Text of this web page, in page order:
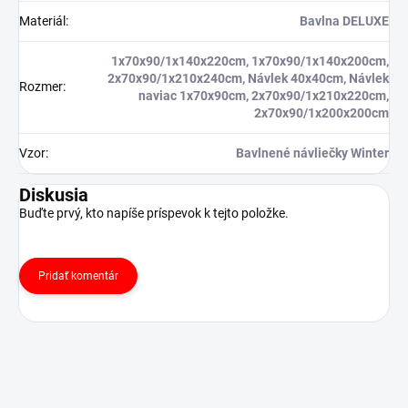
Materiál : Bavlna DELUXE
Rozmer:
1x70x90/1x140x220cm, 1x70x90/1x140x200cm,
2x70x90/1x210x240cm, Návlek 40x40cm, Návlek
naviac 1x70x90cm, 2x70x90/1x210x220cm,
2x70x90/1x200x200cm
Vzor: Bavlnené návliečky Winter
Diskusia
Buďte prvý, kto napíše príspevok k tejto položke.
Pridať komentár